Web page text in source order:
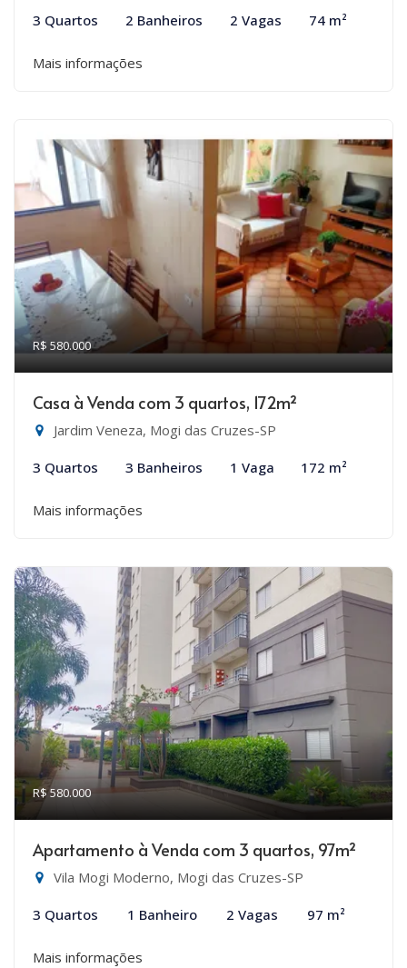
3 Quartos 2 Banheiros 2 Vagas 74 m²
Mais informações
R$ 580.000
Casa à Venda com 3 quartos, 172m²
Jardim Veneza, Mogi das Cruzes-SP
3 Quartos 3 Banheiros 1 Vaga 172 m²
Mais informações
R$ 580.000
Apartamento à Venda com 3 quartos, 97m²
Vila Mogi Moderno, Mogi das Cruzes-SP
3 Quartos 1 Banheiro 2 Vagas 97 m²
Mais informações